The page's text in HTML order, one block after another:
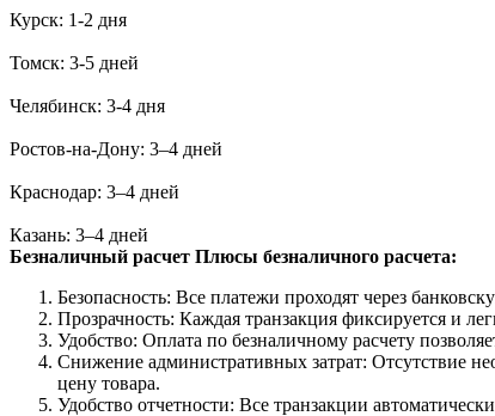
Курск: 1-2 дня
Томск: 3-5 дней
Челябинск: 3-4 дня
Ростов-на-Дону: 3–4 дней
Краснодар: 3–4 дней
Казань: 3–4 дней
Безналичный расчет Плюсы безналичного расчета:
Безопасность: Все платежи проходят через
Прозрачность: Каждая транзакция фиксируется и
Удобство: Оплата по безналичному расчету
Снижение административных затрат: Отсутствие
цену товара.
Удобство отчетности: Все транзакции